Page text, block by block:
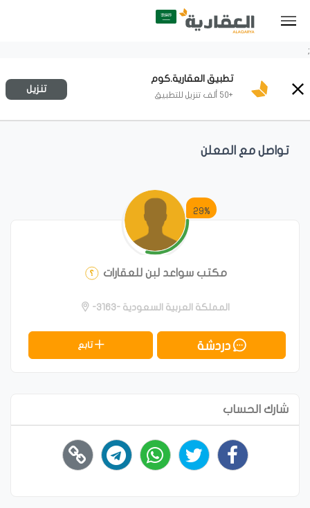
;
تطبيق العقارية.كوم
+50 ألف تنزيل للتطبيق
تنزيل
تواصل مع المعلن
29%
مكتب سواعد لبن للعقارات
المملكة العربية السعودية -3163-
دردشة تابع
شارك الحساب